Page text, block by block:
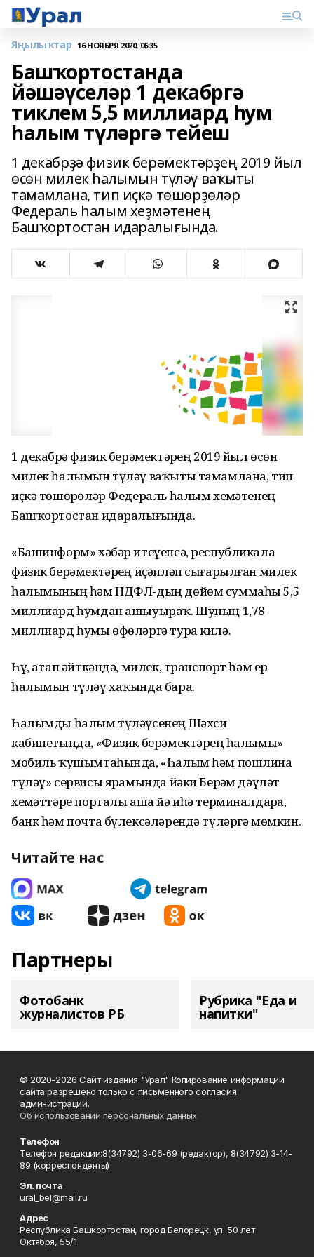
Яңылыҡтар 16 НОЯБРЯ 2020, 06:35
Башҡортостанда
йәшәүселәр 1 декабргә
тиклем 5,5 миллиард һум
һалым түләргә тейеш
1 декабрҙә физик берәмектәрҙең 2019 йыл
өсөн милек һалымын түләү ваҡыты
тамамлана, тип иҫкә төшөрҙөләр
Федераль һалым хеҙмәтенең
Башҡортостан идаралығында.
1 декабрҙә физик берәмектәрҙең 2019 йыл өсөн
милек һалымын түләү ваҡыты тамамлана, тип
иҫкә төшөрҙөләр Федераль һалым хеҙмәтенең
Башҡортостан идаралығында.
«Башинформ» хәбәр итеүенсә, республикала
физик берәмектәрҙең иҫәпләп сығарылған милек
һалымының һәм НДФЛ-дың дөйөм суммаһы 5,5
миллиард һумдан ашыуыраҡ. Шуның 1,78
миллиард һумы өфөләргә тура килә.
Һүҙ, атап әйткәндә, милек, транспорт һәм ер
һалымын түләү хаҡында бара.
Һалымды һалым түләүсенең Шәхси
кабинетында, «Физик берәмектәрҙең һалымы»
мобиль ҡушымтаһында, «Һалым һәм пошлина
түләү» сервисы ярҙамында йәки Берҙәм дәүләт
хеҙмәттәре порталы аша йә иһә терминалдарҙа,
банк һәм почта бүлексәләрендә түләргә мөмкин.
Читайте нас
Партнеры
Фотобанк
журналистов РБ
Рубрика "Еда и
напитки"
© 2020-2026 Сайт издания "Урал" Копирование информации
сайта разрешено только с письменного согласия
администрации.
Об использовании персональных данных
Телефон
Телефон редакции:8(34792) 3-06-69 (редактор), 8(34792) 3-14-
89 (корреспонденты)
Эл. почта
ural_bel@mail.ru
Адрес
Республика Башкортостан, город Белорецк, ул. 50 лет
Октября, 55/1